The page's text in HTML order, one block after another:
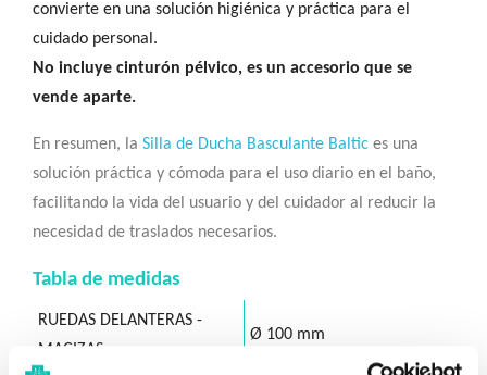
convierte en una solución higiénica y práctica para el
cuidado personal.
No incluye cinturón pélvico, es un accesorio que se
vende aparte.
En resumen, la Silla de Ducha Basculante Baltic es una
solución práctica y cómoda para el uso diario en el baño,
facilitando la vida del usuario y del cuidador al reducir la
necesidad de traslados necesarios.
Tabla de medidas
RUEDAS DELANTERAS -
MACIZAS
Ø 100 mm